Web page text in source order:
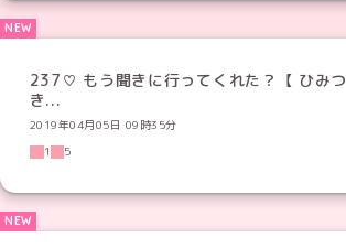
237♡ もう聞きに行ってくれた？【 ひみつ
き...
2019年04月05日 09時35分
1
5